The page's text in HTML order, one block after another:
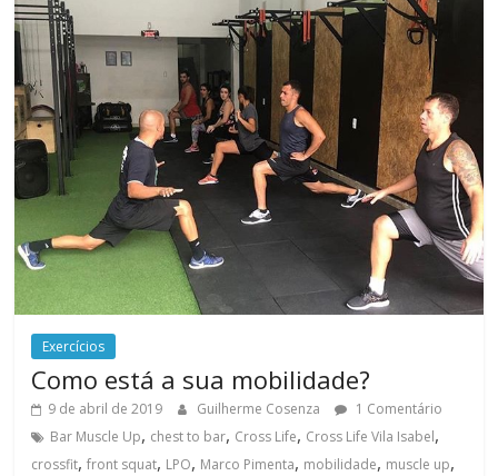
Exercícios
Como está a sua mobilidade?
9 de abril de 2019 Guilherme Cosenza
1 Comentário
Bar Muscle Up, chest to bar, Cross Life, Cross Life Vila Isabel,
crossfit,front squat, LPO, Marco Pimenta, mobilidade, muscle up,